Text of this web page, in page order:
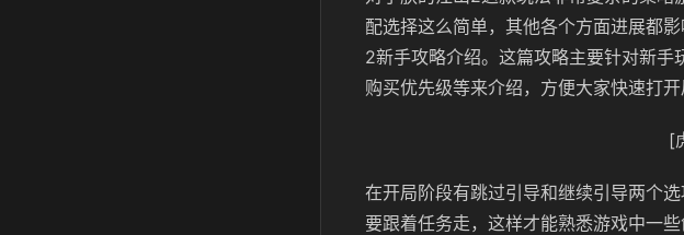
配选择这么简单，其他各个方面进展都
2新手攻略介绍。这篇攻略主要针对新
购买优先级等来介绍，方便大家快速打开
[
在开局阶段有跳过引导和继续引导两个
要跟着任务走，这样才能熟悉游戏中一